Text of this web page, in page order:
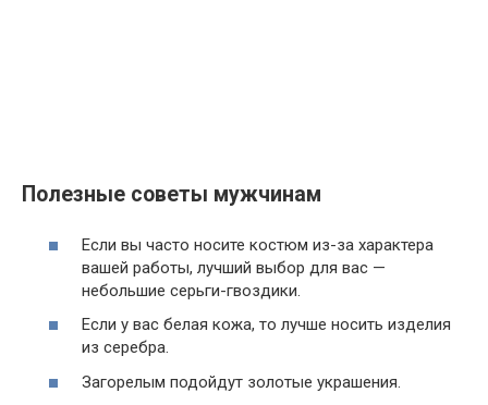
Полезные советы мужчинам
Если вы часто носите костюм из-за характера
вашей работы, лучший выбор для вас —
небольшие серьги-гвоздики.
Если у вас белая кожа, то лучше носить изделия
из серебра.
Загорелым подойдут золотые украшения.